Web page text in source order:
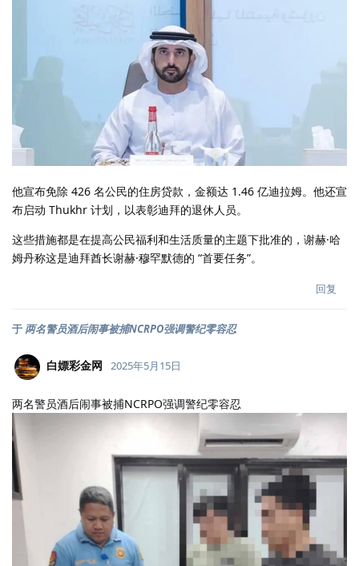
他宣布免除 426 名公民的住房贷款，金额达 1.46 亿迪拉姆。他还宣
布启动 Thukhr 计划，以表彰迪拜的退休人员。
这些措施都是在提高公民福利和生活质量的主题下批准的，谢赫·哈
姆丹称这是迪拜酋长谢赫·穆罕默德的 “首要任务”。
回复
于 两名警员酒后闹事被捕NCRPO强调警纪零容忍
白嫖彩金网 2025年5月15日
两名警员酒后闹事被捕NCRPO强调警纪零容忍